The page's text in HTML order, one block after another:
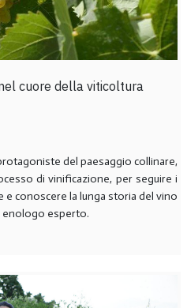
cuore della viticoltura
del paesaggio collinare,
di vinificazione, per seguire i
conoscere la lunga storia del vino
enologo esperto.